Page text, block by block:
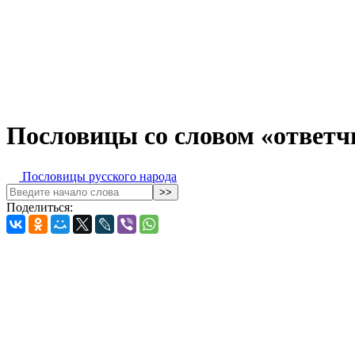
Пословицы со словом
Пословицы русского народа
Поделиться: